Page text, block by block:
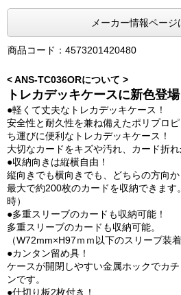
メーカー情報ページ
商品コード：4573201420480
< ANS-TC036ORについて >
トレカデッキケースに新色登場
●軽くて丈夫なトレカデッキケース！
安全性と耐久性を兼ね備えたポリプロ
ち運びに便利なトレカデッキケース！
大切なカードをキズや汚れ、カード折れ
●収納向きは縦横自由！
縦向きでも横向きでも、どちらの方向か
最大で約200枚のカードを収納できます
時）
●多重スリーブのカードも収納可能！
多重スリーブのカードも収納可能。
（W72mm×H97ｍｍ以下のスリーブ装
●カンタン留め具！
ケースが開閉しやすい金属ホックでカ
ンです。
●仕切り板2枚付き！